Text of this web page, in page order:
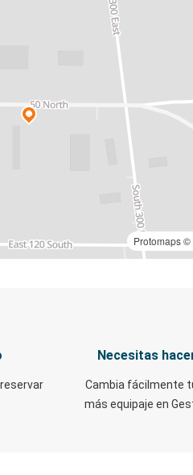
Protomaps©
Necesitas
Cambia fácilmente
más equipaje en